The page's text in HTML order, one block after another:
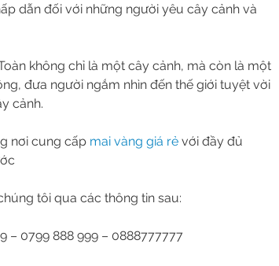
dẫn đối với những người yêu cây cảnh và
không chỉ là một cây cảnh, mà còn là một
đưa người ngắm nhìn đến thế giới tuyệt vời
cảnh.
nơi cung cấp mai vàng giá rẻ với đầy đủ
tôi qua các thông tin sau:
0799 888 999 – 0888777777